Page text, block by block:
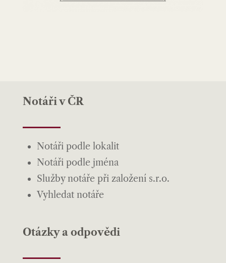
Notáři v ČR
Notáři podle lokalit
Notáři podle jména
Služby notáře při založení s.r.o.
Vyhledat notáře
Otázky a odpovědi